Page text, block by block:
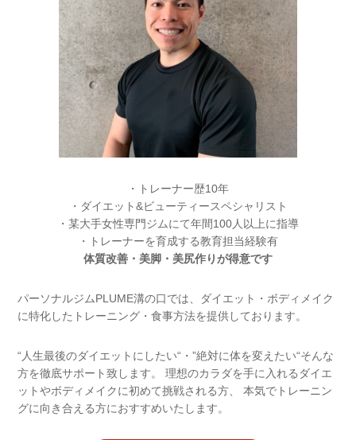
・トレーナー歴10年
・ダイエット&ビューティースペシャリスト
・某大手女性専門ジムにて年間100人以上に指導
・トレーナーを育成する教育担当経験有
体質改善・美脚・美尻作りが得意です
パーソナルジムPLUME溝の口では、ダイエット・ボディメイク
に特化したトレーニング・食事方法を提供しております。
“人生最後のダイエットにしたい“・”絶対に体を変えたい“そんな
方を徹底サポート致します。 理想のカラダを手に入れるダイエ
ットやボディメイクに初めて挑戦される方、 本気でトレーニン
グに向き合える方におすすめいたします。